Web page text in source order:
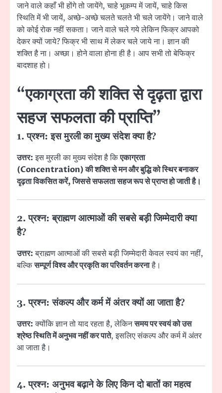
जाने वाले कहाँ भी होंगे तो जायेंगे, चाहे भूकम्प में जायें, चाहे किस
स्थिति में भी जायें, अच्छे-अच्छे चलते चलते भी चले जायेंगे। जाने वाले
को कोई रोक नहीं सकता। जाने वाले चले गये लेकिन फिक्र आपको
देकर क्यों जाये? फिक्र भी साथ में लेकर चले जाये ना। ज्ञान की
शक्ति है ना। अच्छा। होने वाला होना ही है। आप सभी तो बेफिक्र
बादशाह हो।
“एकाग्रता की शक्ति से दृढ़ता द्वारा
सहज सफलता की प्राप्ति”
1. प्रश्न: इस मुरली का मुख्य संदेश क्या है?
उत्तर:इस मुरली का मुख्य संदेश है किएकाग्रता
(Concentration) की शक्ति से मन और बुद्धि को स्थिर बनाकर
दृढ़ता विकसित करें, जिससे सफलता सहज रूप से प्राप्त हो जाती है।
2. प्रश्न: ब्राह्मण आत्माओं की सबसे बड़ी जिम्मेदारी क्या
है?
उत्तर:ब्राह्मण आत्माओं की सबसे बड़ी जिम्मेदारी केवल स्वयं का नहीं,
बल्किसम्पूर्ण विश्व और प्रकृति का परिवर्तन करनाहै।
3. प्रश्न: संकल्प और कर्म में अंतर क्यों आ जाता है?
उत्तर:क्योंकि ज्ञान तो याद रहता है, लेकिनसमय पर स्वयं को उस
श्रेष्ठ स्थिति में अनुभव नहीं कर पाते, इसलिए संकल्प और कर्म में अंतर
आ जाता है।
4. प्रश्न: अनुभव बढ़ाने के लिए किन दो बातों का महत्व